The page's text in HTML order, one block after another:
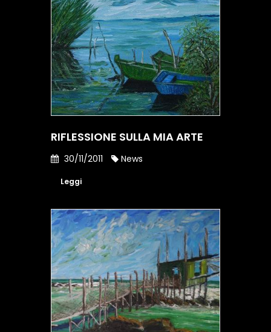
RIFLESSIONE SULLA MIA ARTE
30/11/2011 News
Leggi